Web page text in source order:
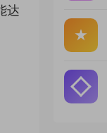
达